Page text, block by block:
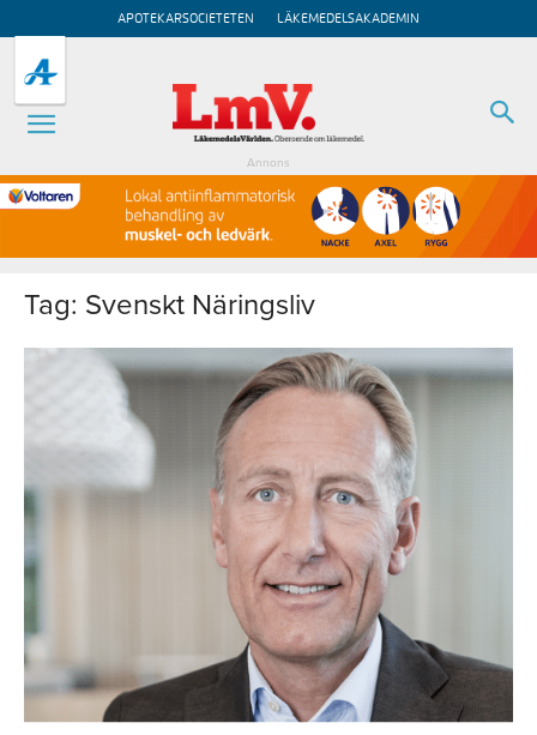
APOTEKARSOCIETETEN LÄKEMEDELSAKADEMIN
Annons
Tag: Svenskt Näringsliv